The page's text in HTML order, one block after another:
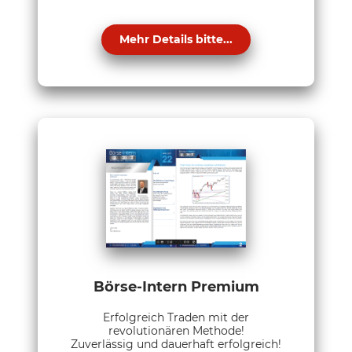
Mehr Details bitte...
Börse-Intern Premium
Erfolgreich Traden mit der
revolutionären Methode!
Zuverlässig und dauerhaft erfolgreich!